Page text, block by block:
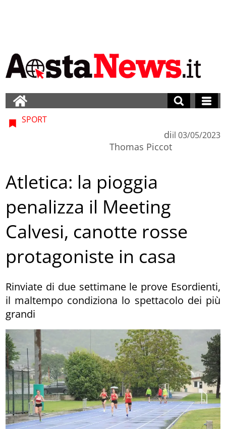
SPORT
di
Thomas Piccot
il 03/05/2023
Atletica: la pioggia
penalizza il Meeting
Calvesi, canotte rosse
protagoniste in casa
Rinviate di due settimane le prove Esordienti,
il maltempo condiziona lo spettacolo dei più
grandi